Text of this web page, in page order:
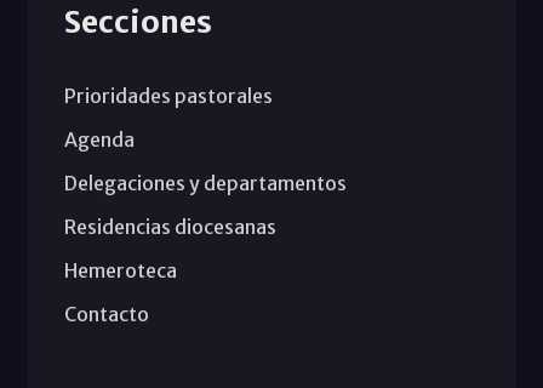
Secciones
Prioridades pastorales
Agenda
Delegaciones y departamentos
Residencias diocesanas
Hemeroteca
Contacto